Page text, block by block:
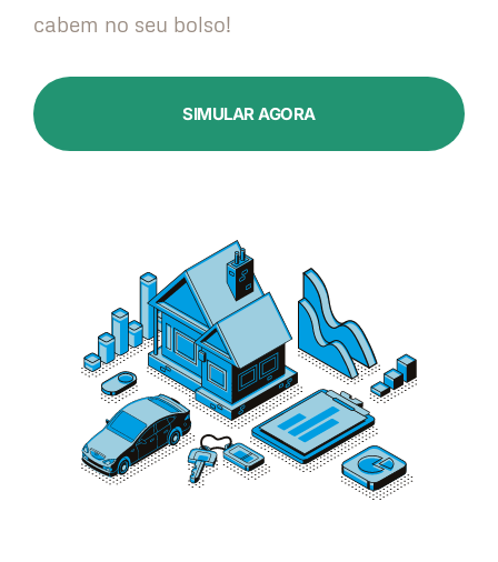
cabem no seu bolso!
SIMULAR AGORA